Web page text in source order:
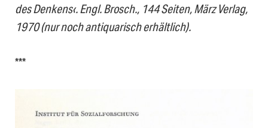
des Denkens‹. Engl. Brosch., 144 Seiten, März Verlag,
1970 (nur noch antiquarisch erhältlich).
***